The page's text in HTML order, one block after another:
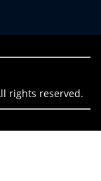
rights reserved.